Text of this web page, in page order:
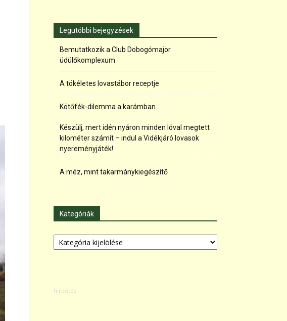
Legutóbbi bejegyzések
Bemutatkozik a Club Dobogómajor
üdülőkomplexum
A tökéletes lovastábor receptje
Kötőfék-dilemma a karámban
Készülj, mert idén nyáron minden lóval megtett
kilométer számít – indul a Vidékjáró lovasok
nyereményjáték!
A méz, mint takarmánykiegészítő
Kategóriák
Kategóriák